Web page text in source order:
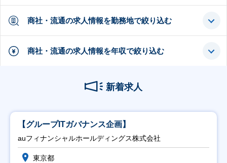
商社・流通の求人情報を勤務地で絞り込む
商社・流通の求人情報を年収で絞り込む
新着求人
【グループITガバナンス企画】
auフィナンシャルホールディングス株式会社
東京都